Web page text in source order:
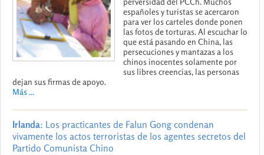
españoles y turistas se acercaron
para ver los carteles donde ponen
las fotos de torturas. Al escuchar lo
que está pasando en China, las
persecuciones y mantazas a los
chinos inocentes solamente por
sus libres creencias, las personas
dejan sus firmas de apoyo.
Más ...
Irlanda: Los practicantes de Falun Gong condenan
vivamente los actos terroristas de los agentes secretos del
Partido Comunista Chino